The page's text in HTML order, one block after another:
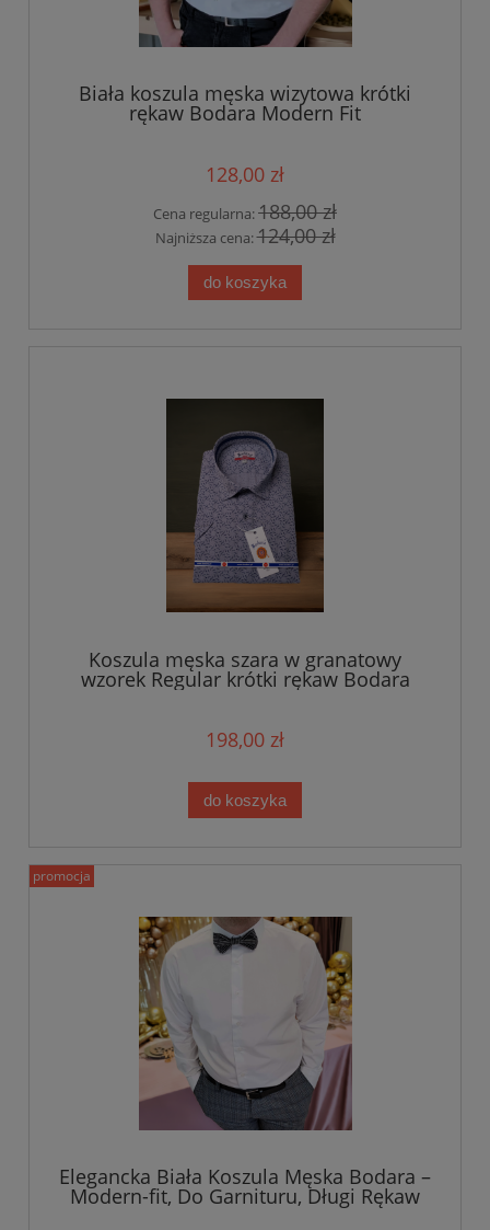
Biała koszula męska wizytowa krótki
rękaw Bodara Modern Fit
128,00 zł
Cena regularna:188,00 zł
Najniższa cena:124,00 zł
do koszyka
Koszula męska szara w granatowy
wzorek Regular krótki rękaw Bodara
198,00 zł
do koszyka
Elegancka Biała Koszula Męska Bodara –
Modern-fit, Do Garnituru, Długi Rękaw
promocja